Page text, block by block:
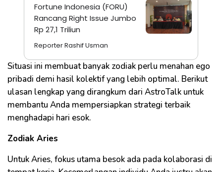
Fortune Indonesia (FORU)
Rancang Right Issue Jumbo
Rp 27,1 Triliun
Reporter Rashif Usman
Situasi ini membuat banyak zodiak perlu menahan ego
pribadi demi hasil kolektif yang lebih optimal. Berikut
ulasan lengkap yang dirangkum dari AstroTalk untuk
membantu Anda mempersiapkan strategi terbaik
menghadapi hari esok.
Zodiak Aries
Untuk Aries, fokus utama besok ada pada kolaborasi di